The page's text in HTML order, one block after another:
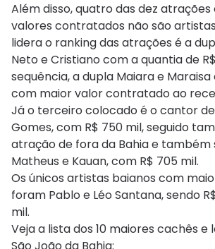
Além disso, quatro das dez
valores contratados não são
lidera o ranking das atrações é a
Neto e Cristiano com a quantia de
sequência, a dupla Maiara e
com maior valor contratado ao
Já o terceiro colocado é o cantor
Gomes, com R$ 750 mil, seguido
atração de fora da Bahia e também
Matheus e Kauan, com R$ 705 mil.
Os únicos artistas baianos com
foram Pablo e Léo Santana, sendo
mil.
Veja a lista dos 10 maiores cachês e